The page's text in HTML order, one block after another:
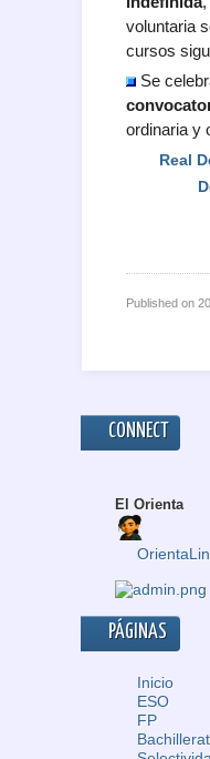
voluntaria
cursos
Se
ordinaria y
Real
Published on
CONNECT
El Orienta
PÁGINAS
Inicio
ESO
FP